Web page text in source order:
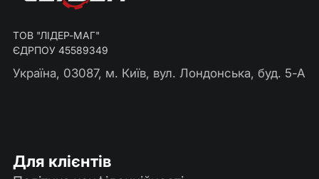
ТОВ "ЛІДЕР-МАГ"
ЄДРПОУ 45589349
Україна, 03087, м. Київ, вул. Лондонська, буд. 5-А
Для клієнтів